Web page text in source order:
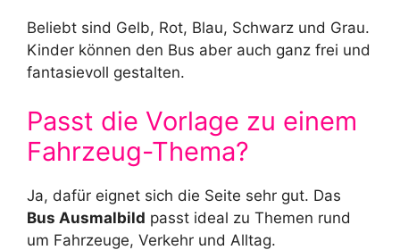
Beliebt sind Gelb, Rot, Blau, Schwarz und Grau.
Kinder können den Bus aber auch ganz frei und
fantasievoll gestalten.
Passt die Vorlage zu einem
Fahrzeug-Thema?
Ja, dafür eignet sich die Seite sehr gut. Das
Bus Ausmalbild passt ideal zu Themen rund
um Fahrzeuge, Verkehr und Alltag.